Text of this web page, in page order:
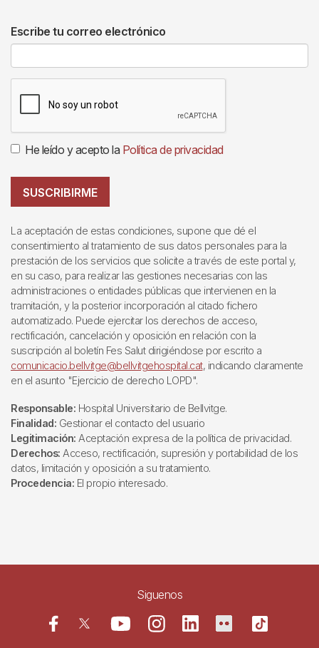
Escribe tu correo electrónico
He leído y acepto la Política de privacidad
SUSCRIBIRME
La aceptación de estas condiciones, supone que dé el
consentimiento al tratamiento de sus datos personales para la
prestación de los servicios que solicite a través de este portal y,
en su caso, para realizar las gestiones necesarias con las
administraciones o entidades públicas que intervienen en la
tramitación, y la posterior incorporación al citado fichero
automatizado. Puede ejercitar los derechos de acceso,
rectificación, cancelación y oposición en relación con la
suscripción al boletín Fes Salut dirigiéndose por escrito a
comunicacio.bellvitge@bellvitgehospital.cat, indicando claramente
en el asunto "Ejercicio de derecho LOPD".
Responsable: Hospital Universitario de Bellvitge.
Finalidad: Gestionar el contacto del usuario
Legitimación: Aceptación expresa de la política de privacidad.
Derechos: Acceso, rectificación, supresión y portabilidad de los
datos, limitación y oposición a su tratamiento.
Procedencia: El propio interesado.
Siguenos